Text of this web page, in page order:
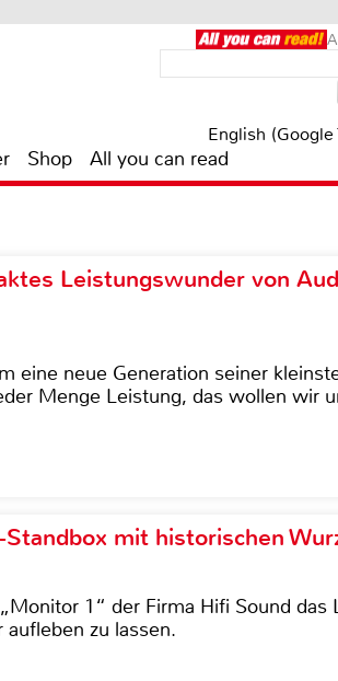
English (Google
Shop All you can read
Leistungswunder von
eine neue Generation seiner
Menge Leistung, das wollen wir
mit historischen
1“ der Firma Hifi Sound das
zu lassen.